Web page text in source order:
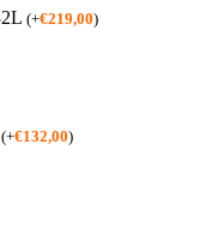
(+€219,00)
(+€132,00)